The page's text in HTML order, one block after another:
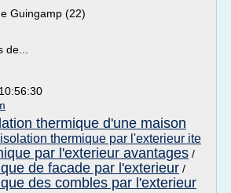
Guingamp (22)
thermique d'une maison
isolation thermique par l'exterieur ite
par l'exterieur avantages /
de facade par l'exterieur /
des combles par l'exterieur